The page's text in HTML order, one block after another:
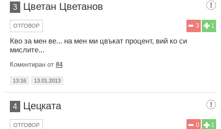
3 Цветан Цветанов
1
3
ОТГОВОР
Кво за мен ве... на мен ми цвъкат процент, вий ко си
мислите...
Коментиран от #4
13:16 13.01.2013
4 Цецката
1
0
ОТГОВОР